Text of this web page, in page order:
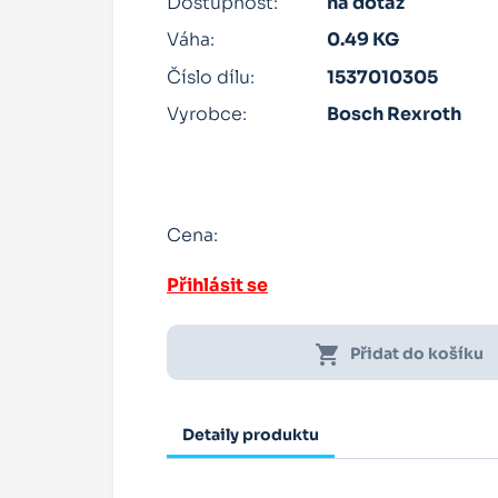
Váha:
0.49 KG
Číslo dílu:
1537010305
Vyrobce:
Bosch Rexroth
Cena:
Přihlásit se
shopping_cart Přidat do košíku
Detaily produktu